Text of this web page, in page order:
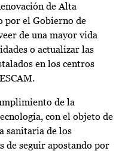
de Alta
por el Gobierno de
de una mayor vida
o actualizar las
en los centros
de la
con el objeto de
sanitaria de los
de seguir apostando por